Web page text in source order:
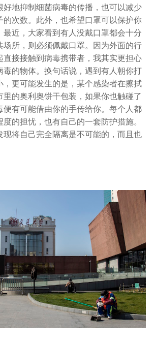
好地抑制细菌病毒的传播，也可以减少
的次数。此外，也希望口罩可以保护你
最近，大家看到有人没戴口罩都会十分
场所，则必须佩戴口罩。因为外面的行
直接接触到病毒携带者，我其实更担心
毒的物体。换句话说，遇到有人朝你打
，更可能发生的是，某个感染者在擦拭
里的奥利奥饼干包装，如果你也触碰了
便有可能借由你的手传给你。每个人都
的担忧，也有自己的一套防护措施。
现将自己完全隔离是不可能的，而且也